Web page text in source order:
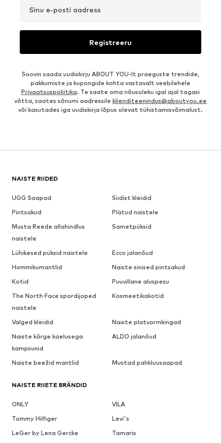
Sinu e-posti aadress
Registreeru
Soovin saada uudiskirju ABOUT YOU-lt praeguste trendide,
pakkumiste ja kupongide kohta vastavalt veebilehele
Privaatsuspoliitika. Te saate oma nõusoleku igal ajal tagasi
võtta, saates sõnumi aadressile klienditeenindus@aboutyou.ee
või kasutades iga uudiskirja lõpus olevat tühistamisvõimalust.
NAISTE RIIDED
UGG Saapad
Siidist kleidid
Pintsakud
Plätud naistele
Musta Reede allahindlus
naistele
Sametpüksid
Lühikesed püksid naistele
Ecco jalanõud
Hommikumantlid
Naiste sinised pintsakud
Kotid
Puuvillane aluspesu
The North Face spordijoped
naistele
Kosmeetikakotid
Valged kleidid
Naiste platvormkingad
Naiste kõrge kaelusega
kampsunid
ALDO jalanõud
Naiste beežid mantlid Mustad pahkluusaapad
NAISTE RIIETE BRÄNDID
ONLY
VILA
Tommy Hilfiger
Levi's
LeGer by Lena Gercke
Tamaris